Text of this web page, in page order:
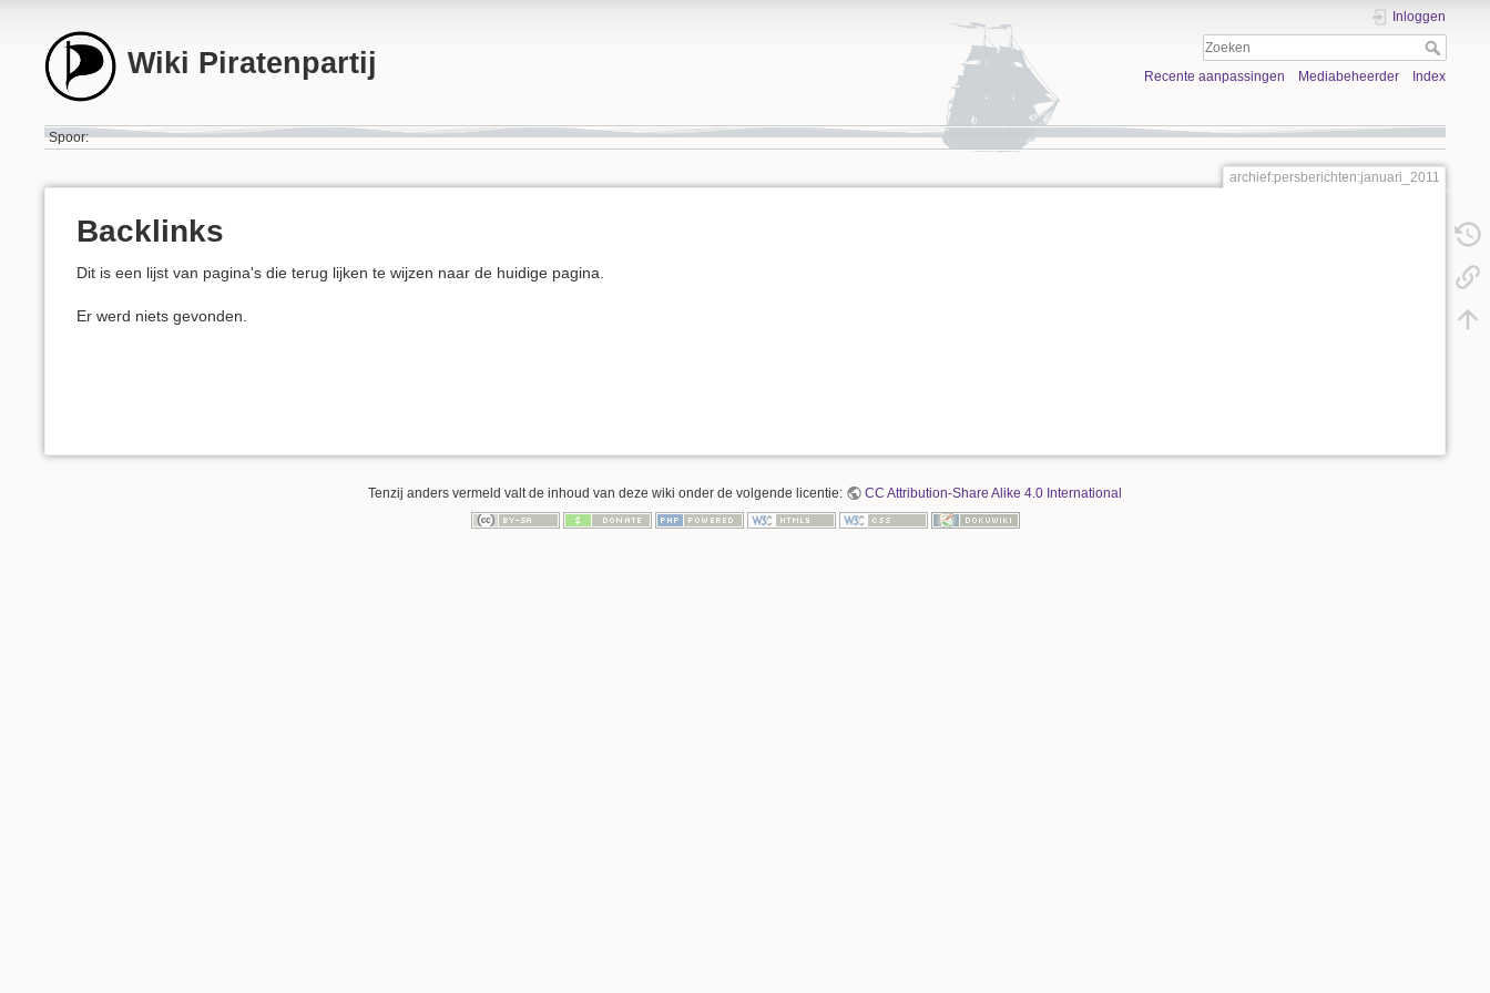
Wiki Piratenpartij
Inloggen
Recente aanpassingen Mediabeheerder Index
Spoor:
archief:persberichten:januari_2011
Backlinks
Dit is een lijst van pagina's die terug lijken te wijzen naar de huidige pagina.
Er werd niets gevonden.
Tenzij anders vermeld valt de inhoud van deze wiki onder de volgende licentie: CC Attribution-Share Alike 4.0 International